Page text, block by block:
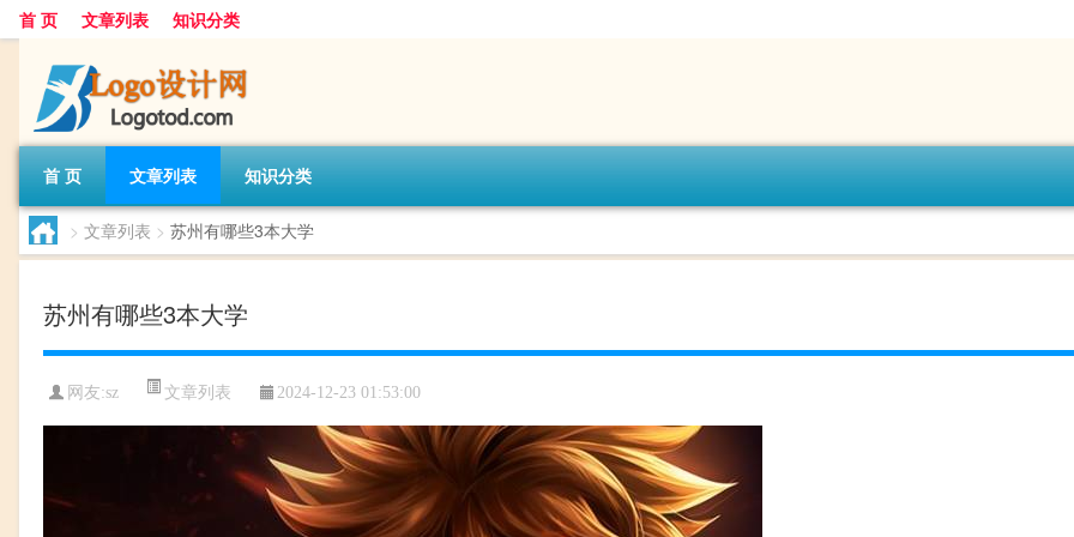
首 页 文章列表 知识分类
首 页 文章列表 知识分类
> 文章列表 > 苏州有哪些3本大学
苏州有哪些3本大学
网友:sz 文章列表 2024-12-23 01:53:00